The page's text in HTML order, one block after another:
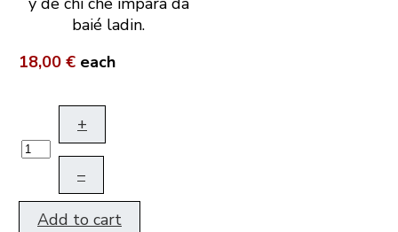
baié ladin.
18,00 € each
+
–
Add to cart